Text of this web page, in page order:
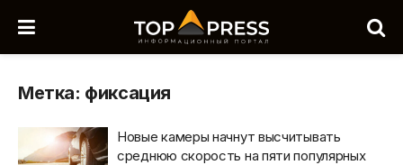
Метка: фиксация
Новые камеры начнут высчитывать
среднюю скорость на пяти популярных